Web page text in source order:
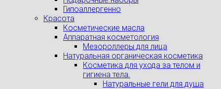
Гипоаллергенно
Красота
Косметические масла
Аппаратная косметология
Мезороллеры для лица
Натуральная органическая косметика
Косметика для ухода за телом и
гигиена тела.
Натуральные гели для душа